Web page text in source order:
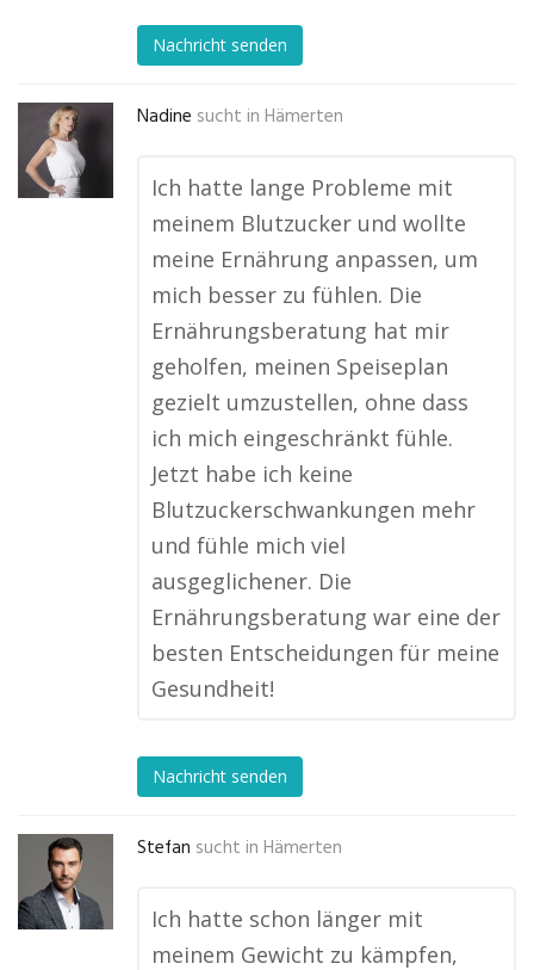
Nachricht senden
Nadine sucht in Hämerten
Ich hatte lange Probleme mit
meinem Blutzucker und wollte
meine Ernährung anpassen, um
mich besser zu fühlen. Die
Ernährungsberatung hat mir
geholfen, meinen Speiseplan
gezielt umzustellen, ohne dass
ich mich eingeschränkt fühle.
Jetzt habe ich keine
Blutzuckerschwankungen mehr
und fühle mich viel
ausgeglichener. Die
Ernährungsberatung war eine der
besten Entscheidungen für meine
Gesundheit!
Nachricht senden
Stefan sucht in Hämerten
Ich hatte schon länger mit
meinem Gewicht zu kämpfen,